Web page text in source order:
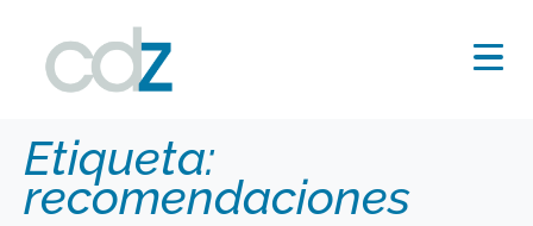
Etiqueta:
recomendaciones